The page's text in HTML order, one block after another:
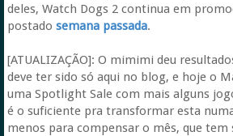
deles, Watch Dogs 2 continua em
postado semana passada.
[ATUALIZAÇÃO]: O mimimi deu
deve ter sido só aqui no blog, e hoje o
uma Spotlight Sale com mais alguns
é o suficiente pra transformar esta
menos para compensar o mês, que tem